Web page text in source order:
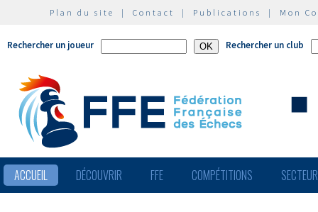
Plan du site | Contact | Publications | Mon
Rechercher un joueur Rechercher un club
ACCUEIL DÉCOUVRIR FFE COMPÉTITIONS